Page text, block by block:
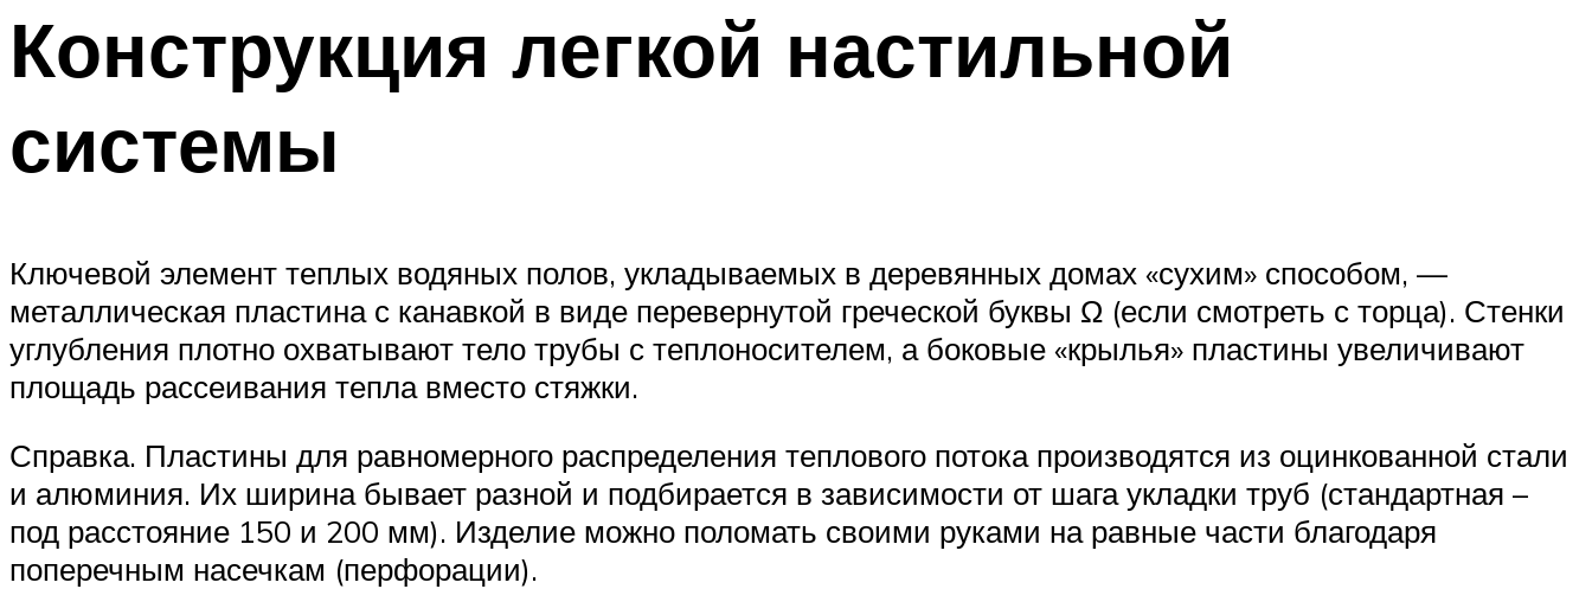
Конструкция легкой настильной
системы
Ключевой элемент теплых водяных полов, укладываемых в деревянных домах «сухим» способом, —
металлическая пластина с канавкой в виде перевернутой греческой буквы Ω (если смотреть с торца). Стенки
углубления плотно охватывают тело трубы с теплоносителем, а боковые «крылья» пластины увеличивают
площадь рассеивания тепла вместо стяжки.
Справка. Пластины для равномерного распределения теплового потока производятся из оцинкованной стали
и алюминия. Их ширина бывает разной и подбирается в зависимости от шага укладки труб (стандартная –
под расстояние 150 и 200 мм). Изделие можно поломать своими руками на равные части благодаря
поперечным насечкам (перфорации).